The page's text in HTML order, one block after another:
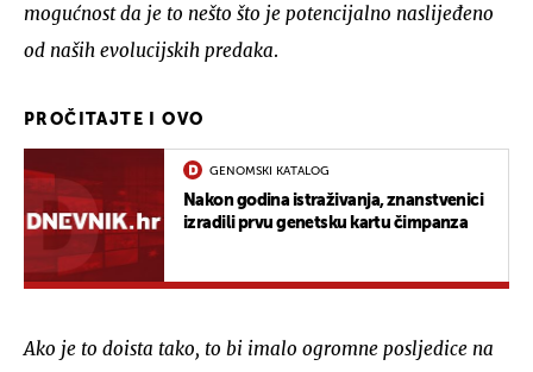
mogućnost da je to nešto što je potencijalno naslijeđeno
od naših evolucijskih predaka.
PROČITAJTE I OVO
GENOMSKI KATALOG
Nakon godina istraživanja, znanstvenici
izradili prvu genetsku kartu čimpanza
Ako je to doista tako, to bi imalo ogromne posljedice na